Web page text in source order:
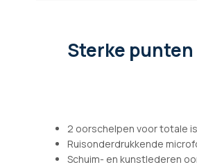
afbeeldingen-
Sterke punten
2 oorschelpen voor totale
Ruisonderdrukkende
Schuim- en kunstlederen